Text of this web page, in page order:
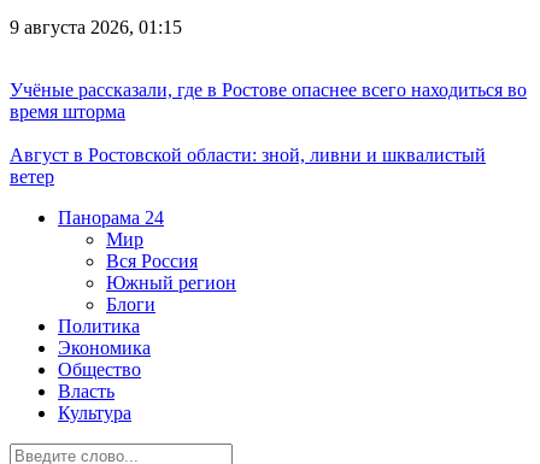
9 августа 2026, 01:15
Учёные рассказали, где в Ростове опаснее всего находиться во
время шторма
Август в Ростовской области: зной, ливни и шквалистый
ветер
Панорама 24
Мир
Вся Россия
Южный регион
Блоги
Политика
Экономика
Общество
Власть
Культура